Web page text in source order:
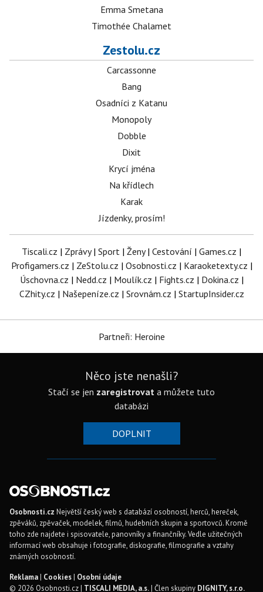
Emma Smetana
Timothée Chalamet
Zestolu.cz
Carcassonne
Bang
Osadníci z Katanu
Monopoly
Dobble
Dixit
Krycí jména
Na křídlech
Karak
Jízdenky, prosím!
Tiscali.cz | Zprávy| Sport | Ženy| Cestování | Games.cz |
Profigamers.cz | ZeStolu.cz | Osobnosti.cz | Karaoketexty.cz |
Úschovna.cz | Nedd.cz | Moulík.cz | Fights.cz | Dokina.cz |
CZhity.cz | Našepeníze.cz | Srovnám.cz | StartupInsider.cz
Partneři: Heroine
Něco jste nenašli?
Stačí se jen zaregistrovat a můžete tuto
databázi
DOPLNIT
Osobnosti.cz Největší český web s databází osobností, herců, hereček,
zpěváků, zpěvaček, modelek, filmů, hudebních skupin a sportovců. Kromě
toho zde najdete i spisovatele, panovníky a finančníky. Vedle užitečných
informací web obsahuje i fotografie, diskografie, filmografie a vztahy
známých osobností.
Reklama| Cookies| Osobní údaje
© 2026 Osobnosti.cz | TISCALI MEDIA, a.s.| Člen skupiny DIGNITY, s.r.o.